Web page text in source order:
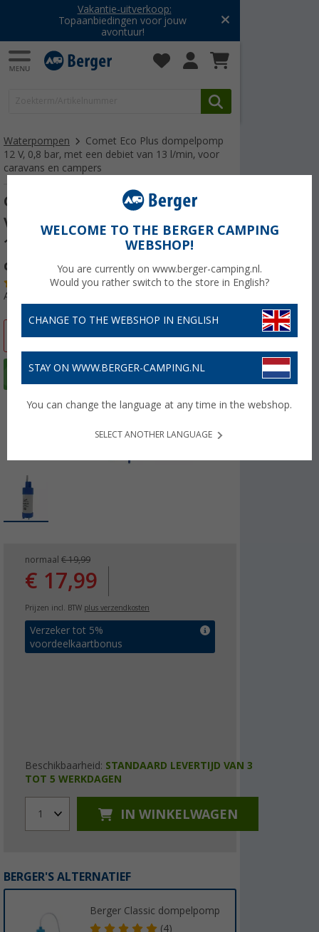
Vakantie-uitverkoop:
Topaanbiedingen voor jouw
avontuur!
Waterpompen
Comet Eco Plus dompelpomp
12 V, 0,8 bar, met een debiet van 13 l/min, voor
caravans en campers
Comet Eco Plus dompelpomp 12
V, 0,8 bar, met een debiet van
13 l/min, voor caravans en
campers
(19)
Artikelnr: 127500
-10%
normaal € 19,99
€ 17,99
Prijzen incl. BTW plus verzendkosten
Verzeker tot 5%
voordeelkaartbonus
Beschikbaarheid: STANDAARD LEVERTIJD VAN 3
TOT 5 WERKDAGEN
1 IN WINKELWAGEN
BERGER'S ALTERNATIEF
Berger Classic dompelpomp
(4)
WELCOME TO THE BERGER CAMPING
WEBSHOP!
You are currently on www.berger-camping.nl.
Would you rather switch to the store in English?
CHANGE TO THE WEBSHOP IN ENGLISH
STAY ON WWW.BERGER-CAMPING.NL
You can change the language at any time in the webshop.
SELECT ANOTHER LANGUAGE